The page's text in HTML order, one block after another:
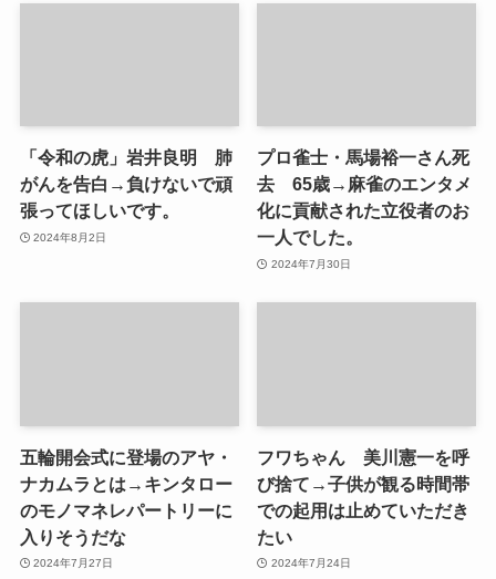
「令和の虎」岩井良明 肺
がんを告白→負けないで頑
張ってほしいです。
2024年8月2日
プロ雀士・馬場裕一さん死
去 65歳→麻雀のエンタメ
化に貢献された立役者のお
一人でした。
2024年7月30日
五輪開会式に登場のアヤ・
ナカムラとは→キンタロー
のモノマネレパートリーに
入りそうだな
2024年7月27日
フワちゃん 美川憲一を呼
び捨て→子供が観る時間帯
での起用は止めていただき
たい
2024年7月24日